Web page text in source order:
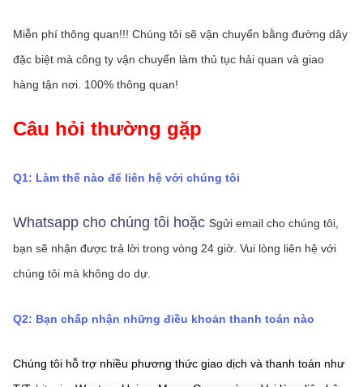
Miễn phí thông quan!!! Chúng tôi sẽ vận chuyển bằng đường dây
đặc biệt mà công ty vận chuyển làm thủ tục hải quan và giao
hàng tận nơi. 100% thông quan!
Câu hỏi thường gặp
Q1: Làm thế nào để liên hệ với chúng tôi
Whatsapp cho chúng tôi hoặc sgửi email cho chúng tôi,
bạn sẽ nhận được trả lời trong vòng 24 giờ. Vui lòng liên hệ với
chúng tôi mà không do dự.
Q2: Bạn chấp nhận những điều khoản thanh toán nào
Chúng tôi hỗ trợ nhiều phương thức giao dịch và thanh toán như